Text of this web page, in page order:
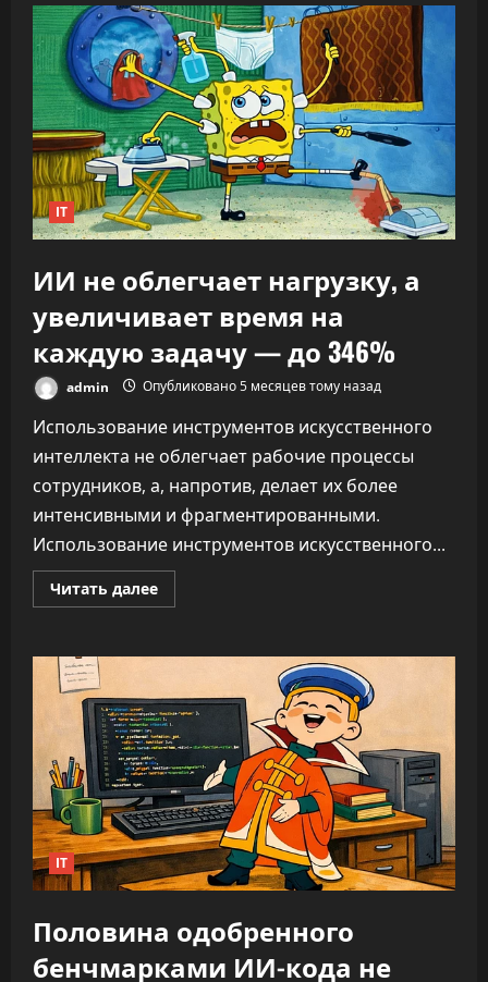
знает,
что
делать»:
CEO
OpenAI
заявил,
что
ИИ
переписывает
правила
капитализма
IT
ИИ не облегчает нагрузку, а
увеличивает время на
каждую задачу — до 346%
admin Опубликовано 5 месяцев тому назад
Использование инструментов искусственного
интеллекта не облегчает рабочие процессы
сотрудников, а, напротив, делает их более
интенсивными и фрагментированными.
Использование инструментов искусственного...
Читать далееПрочитать
больше
облегчает
а
увеличивает
время
на
каждую
задачу
—
до
346%
IT
Половина одобренного
бенчмарками ИИ-кода не